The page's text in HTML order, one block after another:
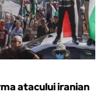
atacului iranian